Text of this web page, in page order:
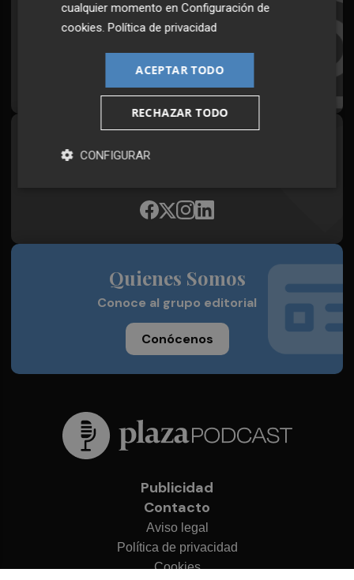
Suscríbete al Boletín
¡Quiero suscribirme!
Síguenos en redes
Quienes Somos
Conoce al grupo editorial
Conócenos
Publicidad
Contacto
Aviso legal
Política de privacidad
Cookies
cualquier momento enConfiguración de
cookies.Política de privacidad
ACEPTAR TODO
RECHAZAR TODO
CONFIGURAR